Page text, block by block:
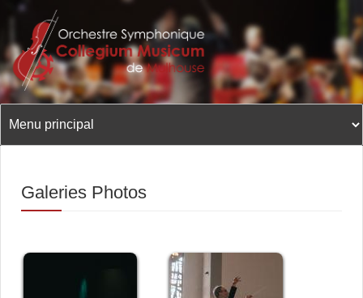
Aller
contenu
principal
Galeries Photos